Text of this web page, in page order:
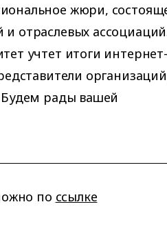
жюри,
отраслевых
учтет итоги интернет-
Будем рады вашей
по ссылке